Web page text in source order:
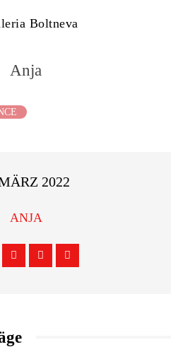
Boltneva
Anja
2022
ANJA